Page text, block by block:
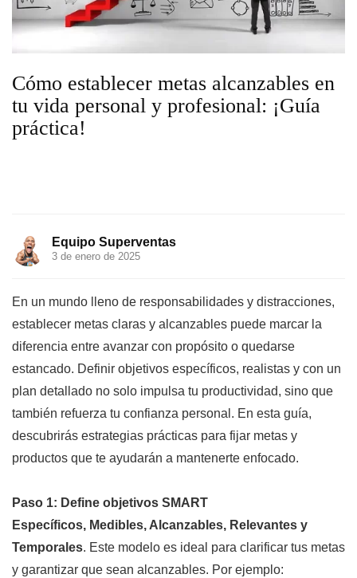
Cómo establecer metas alcanzables en
tu vida personal y profesional: ¡Guía
práctica!
Equipo Superventas
3 de enero de 2025
En un mundo lleno de responsabilidades y distracciones,
establecer metas claras y alcanzables puede marcar la
diferencia entre avanzar con propósito o quedarse
estancado. Definir objetivos específicos, realistas y con un
plan detallado no solo impulsa tu productividad, sino que
también refuerza tu confianza personal. En esta guía,
descubrirás estrategias prácticas para fijar metas y
productos que te ayudarán a mantenerte enfocado.
Paso 1: Define objetivos SMART
Específicos, Medibles, Alcanzables, Relevantes y
Temporales. Este modelo es ideal para clarificar tus metas
y garantizar que sean alcanzables. Por ejemplo: